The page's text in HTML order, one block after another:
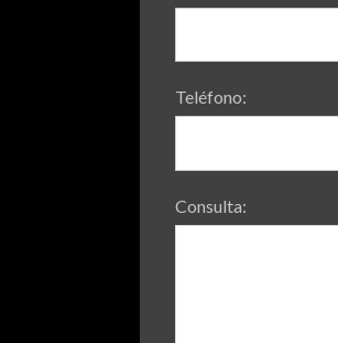
Teléfono:
Consulta: